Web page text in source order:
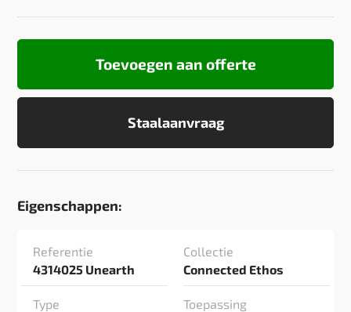
Staalaanvraag
Toevoegen aan offerte
Eigenschappen:
Referentie
4314025 Unearth
Collectie
Connected Ethos
Type
Toepassing